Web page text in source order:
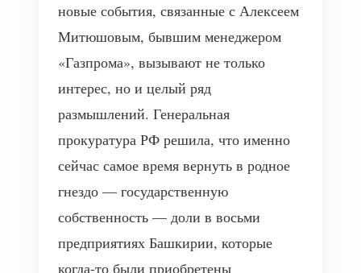
новые события, связанные с Алексеем
Митюшовым, бывшим менеджером
«Газпрома», вызывают не только
интерес, но и целый ряд
размышлений. Генеральная
прокуратура РФ решила, что именно
сейчас самое время вернуть в родное
гнездо — государственную
собственность — доли в восьми
предприятиях Башкирии, которые
когда-то были приобретены